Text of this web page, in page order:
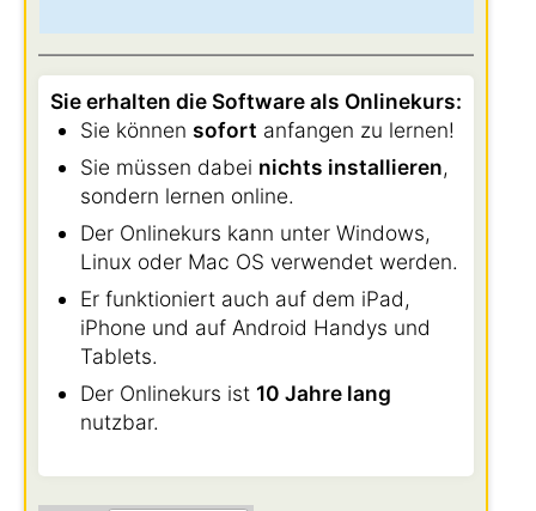
Sie erhalten die Software als Onlinekurs:
Sie können sofort anfangen zu lernen!
Sie müssen dabei nichts installieren,
sondern lernen online.
Der Onlinekurs kann unter Windows,
Linux oder Mac OS verwendet werden.
Er funktioniert auch auf dem iPad,
iPhone und auf Android Handys und
Tablets.
Der Onlinekurs ist 10 Jahre lang
nutzbar.